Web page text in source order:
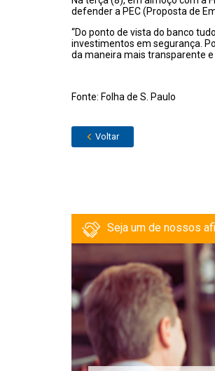
defender a PEC (Proposta de
“Do ponto de vista do banco
investimentos em segurança.
da maneira mais transparente e
Fonte: Folha de S. Paulo
Voltar
Seja um de nossos